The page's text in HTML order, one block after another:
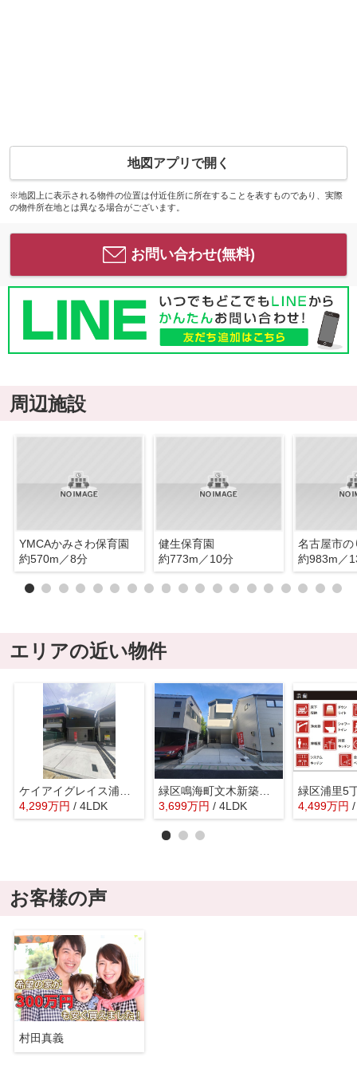
地図アプリで開く
※地図上に表示される物件の位置は付近住所に所在することを表すものであり、実際
の物件所在地とは異なる場合がございます。
お問い合わせ(無料)
周辺施設
YMCAかみさわ保育園
約570m／8分
健生保育園
約773m／10分
約983m／
エリアの近い物件
4,299万円 / 4LDK
緑区鳴海町文木新築戸建
3,699万円 / 4LDK 4,499万円
お客様の声
村田真義